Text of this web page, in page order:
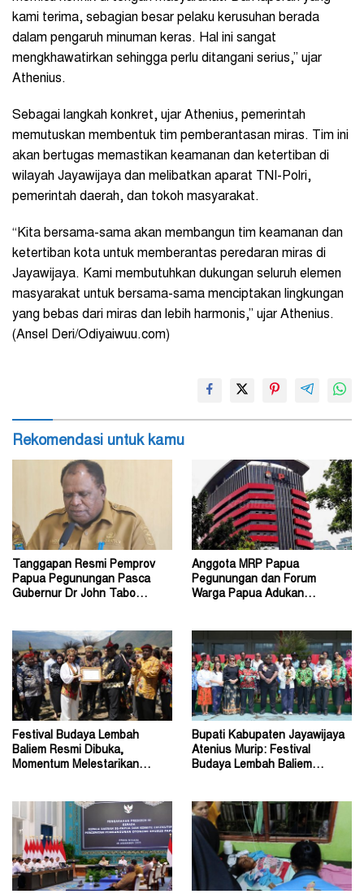
kami terima, sebagian besar pelaku kerusuhan berada
dalam pengaruh minuman keras. Hal ini sangat
mengkhawatirkan sehingga perlu ditangani serius,” ujar
Athenius.
Sebagai langkah konkret, ujar Athenius, pemerintah
memutuskan membentuk tim pemberantasan miras. Tim ini
akan bertugas memastikan keamanan dan ketertiban di
wilayah Jayawijaya dan melibatkan aparat TNI-Polri,
pemerintah daerah, dan tokoh masyarakat.
“Kita bersama-sama akan membangun tim keamanan dan
ketertiban kota untuk memberantas peredaran miras di
Jayawijaya. Kami membutuhkan dukungan seluruh elemen
masyarakat untuk bersama-sama menciptakan lingkungan
yang bebas dari miras dan lebih harmonis,” ujar Athenius.
(Ansel Deri/Odiyaiwuu.com)
Rekomendasi untuk kamu
Tanggapan Resmi Pemprov
Papua Pegunungan Pasca
Gubernur Dr John Tabo
Anggota MRP Papua
Pegunungan dan Forum
Warga Papua Adukan
Festival Budaya Lembah
Baliem Resmi Dibuka,
Momentum Melestarikan
Bupati Kabupaten Jayawijaya
Atenius Murip: Festival
Budaya Lembah Baliem